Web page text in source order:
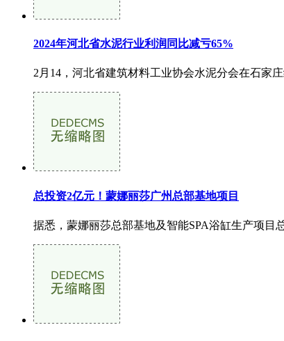
2024年河北省水泥行业利润同比减亏65%
2月14，河北省建筑材料工业协会水泥分会在石家
总投资2亿元！蒙娜丽莎广州总部基地项目
据悉，蒙娜丽莎总部基地及智能SPA浴缸生产项目